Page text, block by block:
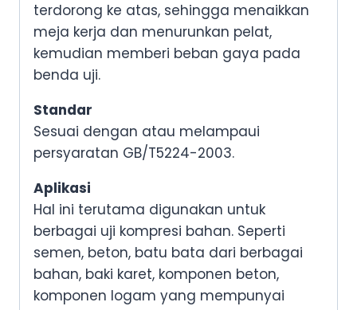
terdorong ke atas, sehingga menaikkan
meja kerja dan menurunkan pelat,
kemudian memberi beban gaya pada
benda uji.
Standar
Sesuai dengan atau melampaui
persyaratan GB/T5224-2003.
Aplikasi
Hal ini terutama digunakan untuk
berbagai uji kompresi bahan. Seperti
semen, beton, batu bata dari berbagai
bahan, baki karet, komponen beton,
komponen logam yang mempunyai